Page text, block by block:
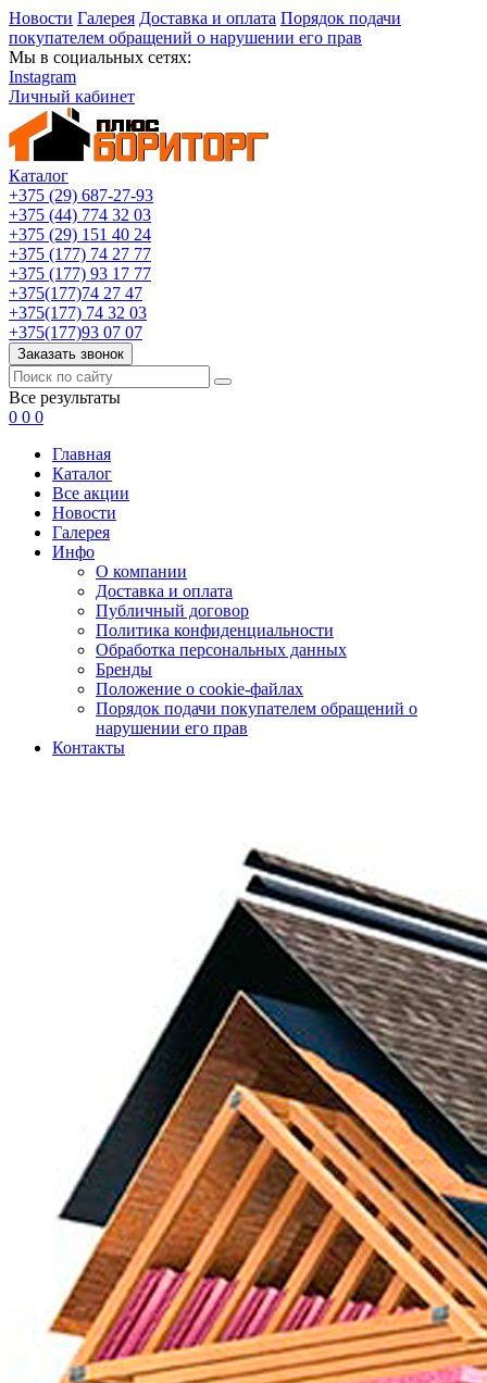
Новости Галерея Доставка и оплата Порядок подачи
покупателем обращений о нарушении его прав
Мы в социальных сетях:
Instagram
Личный кабинет
Каталог
+375 (29) 687-27-93
+375 (44) 774 32 03
+375 (29) 151 40 24
+375 (177) 74 27 77
+375 (177) 93 17 77
+375(177)74 27 47
+375(177) 74 32 03
+375(177)93 07 07
Заказать звонок
Все результаты
0 0 0
Главная
Каталог
Все акции
Новости
Галерея
Инфо
О компании
Доставка и оплата
Публичный договор
Политика конфиденциальности
Обработка персональных данных
Бренды
Положение о cookie-файлах
Порядок подачи покупателем обращений о
нарушении его прав
Контакты